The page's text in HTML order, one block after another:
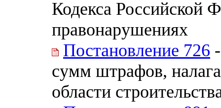
Кодекса Российской
правонарушениях
Постановление 726
сумм штрафов,
области